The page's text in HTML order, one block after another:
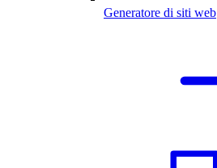
Generatore di siti web